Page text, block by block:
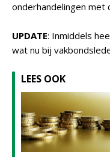
onderhandelingen
UPDATE: Inmiddels
wat nu bij
LEES OOK